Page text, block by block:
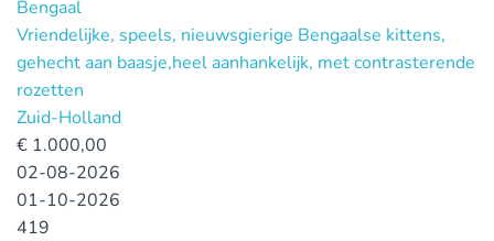
Bengaal
Vriendelijke, speels, nieuwsgierige Bengaalse kittens,
gehecht aan baasje,heel aanhankelijk, met contrasterende
rozetten
Zuid-Holland
€ 1.000,00
02-08-2026
01-10-2026
419